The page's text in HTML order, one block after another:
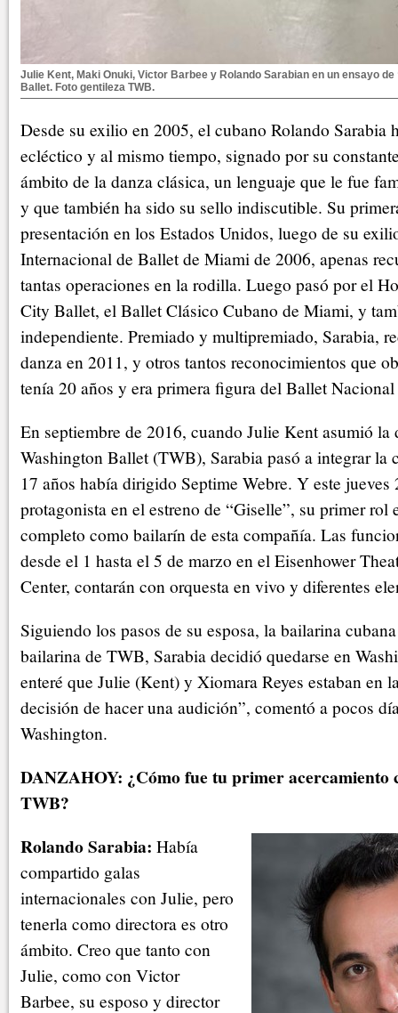
Julie Kent, Maki Onuki, Victor Barbee y Rolando Sarabian en un ensayo de
Ballet. Foto gentileza TWB.
Desde su exilio en 2005, el cubano Rolando Sarabia
ecléctico y al mismo tiempo, signado por su
ámbito de la danza clásica, un lenguaje que le fue
y que también ha sido su sello indiscutible. Su
presentación en los Estados Unidos, luego de su
Internacional de Ballet de Miami de 2006, apenas
tantas operaciones en la rodilla. Luego pasó por el
City Ballet, el Ballet Clásico Cubano de Miami, y
independiente. Premiado y multipremiado, Sarabia,
danza en 2011, y otros tantos reconocimientos que
tenía 20 años y era primera figura del Ballet
En septiembre de 2016, cuando Julie Kent asumió la
Washington Ballet (TWB), Sarabia pasó a integrar la
17 años había dirigido Septime Webre. Y este jueves
protagonista en el estreno de “Giselle”, su primer rol
completo como bailarín de esta compañía. Las
desde el 1 hasta el 5 de marzo en el Eisenhower
Center, contarán con orquesta en vivo y diferentes
Siguiendo los pasos de su esposa, la bailarina
bailarina de TWB, Sarabia decidió quedarse en
enteré que Julie (Kent) y Xiomara Reyes estaban en
decisión de hacer una audición”, comentó a pocos
Washington.
DANZAHOY: ¿Cómo fue tu primer acercamiento
TWB?
Rolando Sarabia: Había
compartido galas
internacionales con Julie, pero
tenerla como directora es otro
ámbito. Creo que tanto con
Julie, como con Victor
Barbee, su esposo y director